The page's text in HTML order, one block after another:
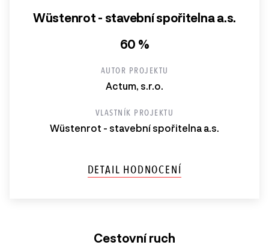
Wüstenrot - stavební spořitelna a.s.
60 %
AUTOR PROJEKTU
Actum, s.r.o.
VLASTNÍK PROJEKTU
Wüstenrot - stavební spořitelna a.s.
DETAIL HODNOCENÍ
Cestovní ruch